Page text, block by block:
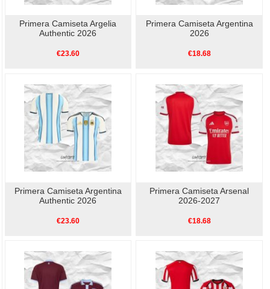
Primera Camiseta Argelia
Authentic 2026
€23.60
Primera Camiseta Argentina
2026
€18.68
Primera Camiseta Argentina
Authentic 2026
€23.60
Primera Camiseta Arsenal
2026-2027
€18.68